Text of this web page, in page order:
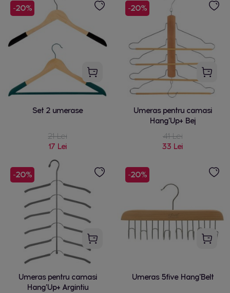
-20%
Set 2 umerase
21 Lei
17 Lei
-20%
Umeras pentru camasi
Hang'Up+ Bej
41 Lei
33 Lei
-20%
Umeras pentru camasi
Hang'Up+ Argintiu
-20%
Umeras 5five Hang'Belt